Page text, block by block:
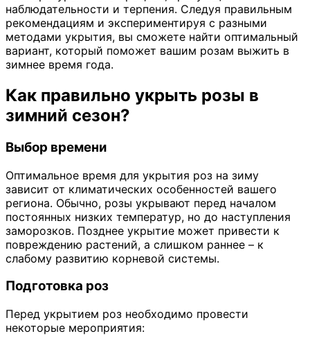
наблюдательности и терпения. Следуя правильным
рекомендациям и экспериментируя с разными
методами укрытия, вы сможете найти оптимальный
вариант, который поможет вашим розам выжить в
зимнее время года.
Как правильно укрыть розы в
зимний сезон?
Выбор времени
Оптимальное время для укрытия роз на зиму
зависит от климатических особенностей вашего
региона. Обычно, розы укрывают перед началом
постоянных низких температур, но до наступления
заморозков. Позднее укрытие может привести к
повреждению растений, а слишком раннее – к
слабому развитию корневой системы.
Подготовка роз
Перед укрытием роз необходимо провести
некоторые мероприятия: